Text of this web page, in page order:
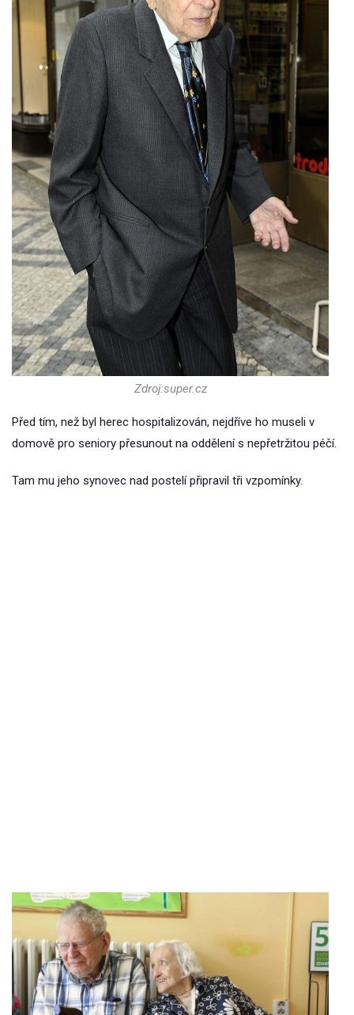
Zdroj:super.cz
Před tím, než byl herec hospitalizován, nejdříve ho museli v
domově pro seniory přesunout na oddělení s nepřetržitou péčí.
Tam mu jeho synovec nad postelí připravil tři vzpomínky.